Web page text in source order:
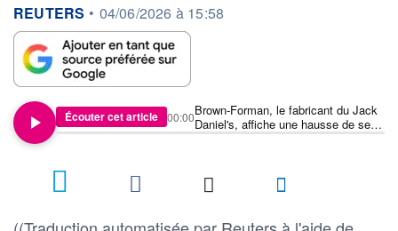
information fournie par
REUTERS • 04/06/2026 à 15:58
Écouter cet article
Brown-Forman, le fabricant du Jack
Daniel's, affiche une hausse de ses
ventes mais s'attend à une demande
00:00